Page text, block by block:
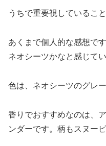
うちで重要視しているこ
あくまで個人的な感想で
ネオシーツかなと感じてい
色は、ネオシーツのグレ
香りでおすすめなのは、
ンダーです。柄もスヌー